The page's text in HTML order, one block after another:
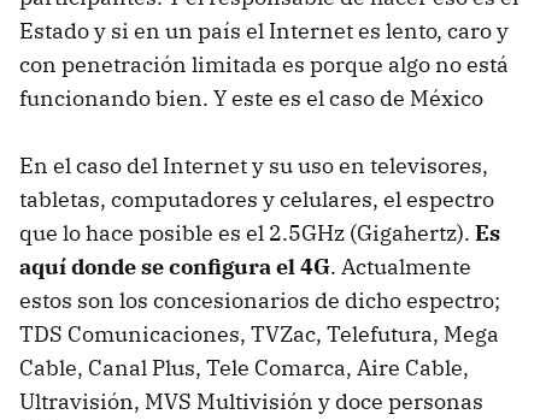
Estado y si en un país el Internet es lento, caro y
con penetración limitada es porque algo no está
funcionando bien. Y este es el caso de México
En el caso del Internet y su uso en televisores,
tabletas, computadores y celulares, el espectro
que lo hace posible es el 2.5GHz (Gigahertz). Es
aquí donde se configura el 4G. Actualmente
estos son los concesionarios de dicho espectro;
TDS Comunicaciones, TVZac, Telefutura, Mega
Cable, Canal Plus, Tele Comarca, Aire Cable,
Ultravisión, MVS Multivisión y doce personas